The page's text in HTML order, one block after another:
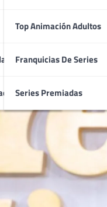
Top Animación Adultos
Franquicias De Series
Series Premiadas
productor y guionista
y «Cosas
menudo en comedias
y sofisticado.